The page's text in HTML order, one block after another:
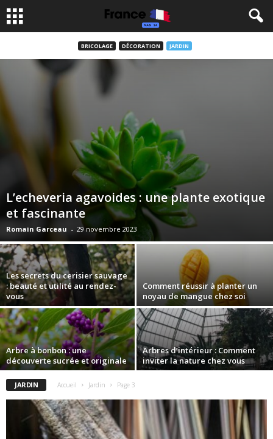
BRICOLAGE DÉCORATION JARDIN
L’echeveria agavoides : une plante exotique
et fascinante
Romain Garceau - 29 novembre 2023
Les secrets du cerisier sauvage
: beauté et utilité au rendez-
vous
Comment réussir à planter un
noyau de mangue chez soi
Arbre à bonbon : une
découverte sucrée et originale
Arbres d’intérieur : Comment
inviter la nature chez vous
JARDIN Accueil Jardin Page 3